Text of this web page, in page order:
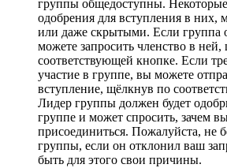
группы общедоступны. Некоторые
одобрения для вступления в них,
или даже скрытыми. Если группа
можете запросить членство в
соответствующей кнопке. Если
участие в группе, вы можете
вступление, щёлкнув по
Лидер группы должен будет
группе и может спросить, зачем
присоединиться. Пожалуйста, не
группы, если он отклонил ваш
быть для этого свои причины.